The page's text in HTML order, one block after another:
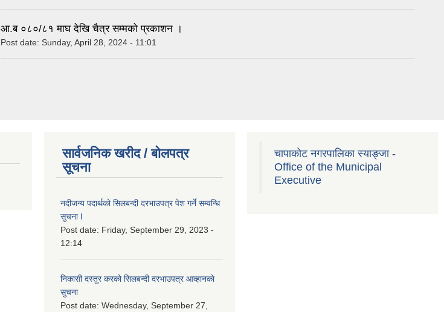
आ.ब ०८०/८१ माघ देखि चैत्र सम्मको प्रकाशन ।
Post date: Sunday, April 28, 2024 - 11:01
सार्वजनिक खरीद / बोलपत्र
सूचना
नदीजन्य पदार्थको सिलबन्दी दरभाउपत्र पेश गर्ने सम्वन्धि
सुचना l
Post date: Friday, September 29, 2023 -
12:14
निकासी दस्तुर करको सिलबन्दी दरभाउपत्र आव्हानकाे
सुचना
Post date: Wednesday, September 27,
चापाकोट नगरपालिका स्याङ्जा -
Office of the Municipal
Executive